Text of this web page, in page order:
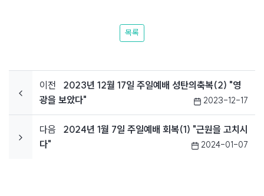
목록
이전
2023년 12월 17일 주일예배 성탄의축복(2) "영
광을 보았다"
2023-12-17
다음
2024년 1월 7일 주일예배 회복(1) "근원을 고치시
다"
2024-01-07